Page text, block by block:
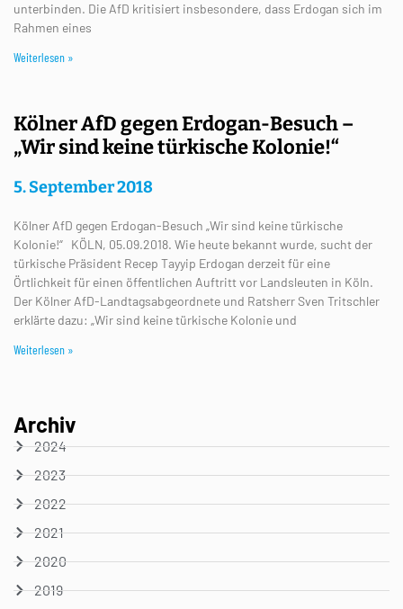
unterbinden. Die AfD kritisiert insbesondere, dass Erdogan sich im
Rahmen eines
Weiterlesen »
Kölner AfD gegen Erdogan-Besuch –
„Wir sind keine türkische Kolonie!“
5. September 2018
Kölner AfD gegen Erdogan-Besuch „Wir sind keine türkische
Kolonie!“ KÖLN, 05.09.2018. Wie heute bekannt wurde, sucht der
türkische Präsident Recep Tayyip Erdogan derzeit für eine
Örtlichkeit für einen öffentlichen Auftritt vor Landsleuten in Köln.
Der Kölner AfD-Landtagsabgeordnete und Ratsherr Sven Tritschler
erklärte dazu: „Wir sind keine türkische Kolonie und
Weiterlesen »
Archiv
2024
2023
2022
2021
2020
2019